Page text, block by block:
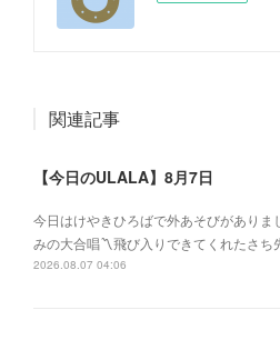
関連記事
【今日のULALA】8月7日
今日はけやきひろばで外あそびがありま
みの大合唱〽飛び入りできてくれたさち
2026.08.07 04:06